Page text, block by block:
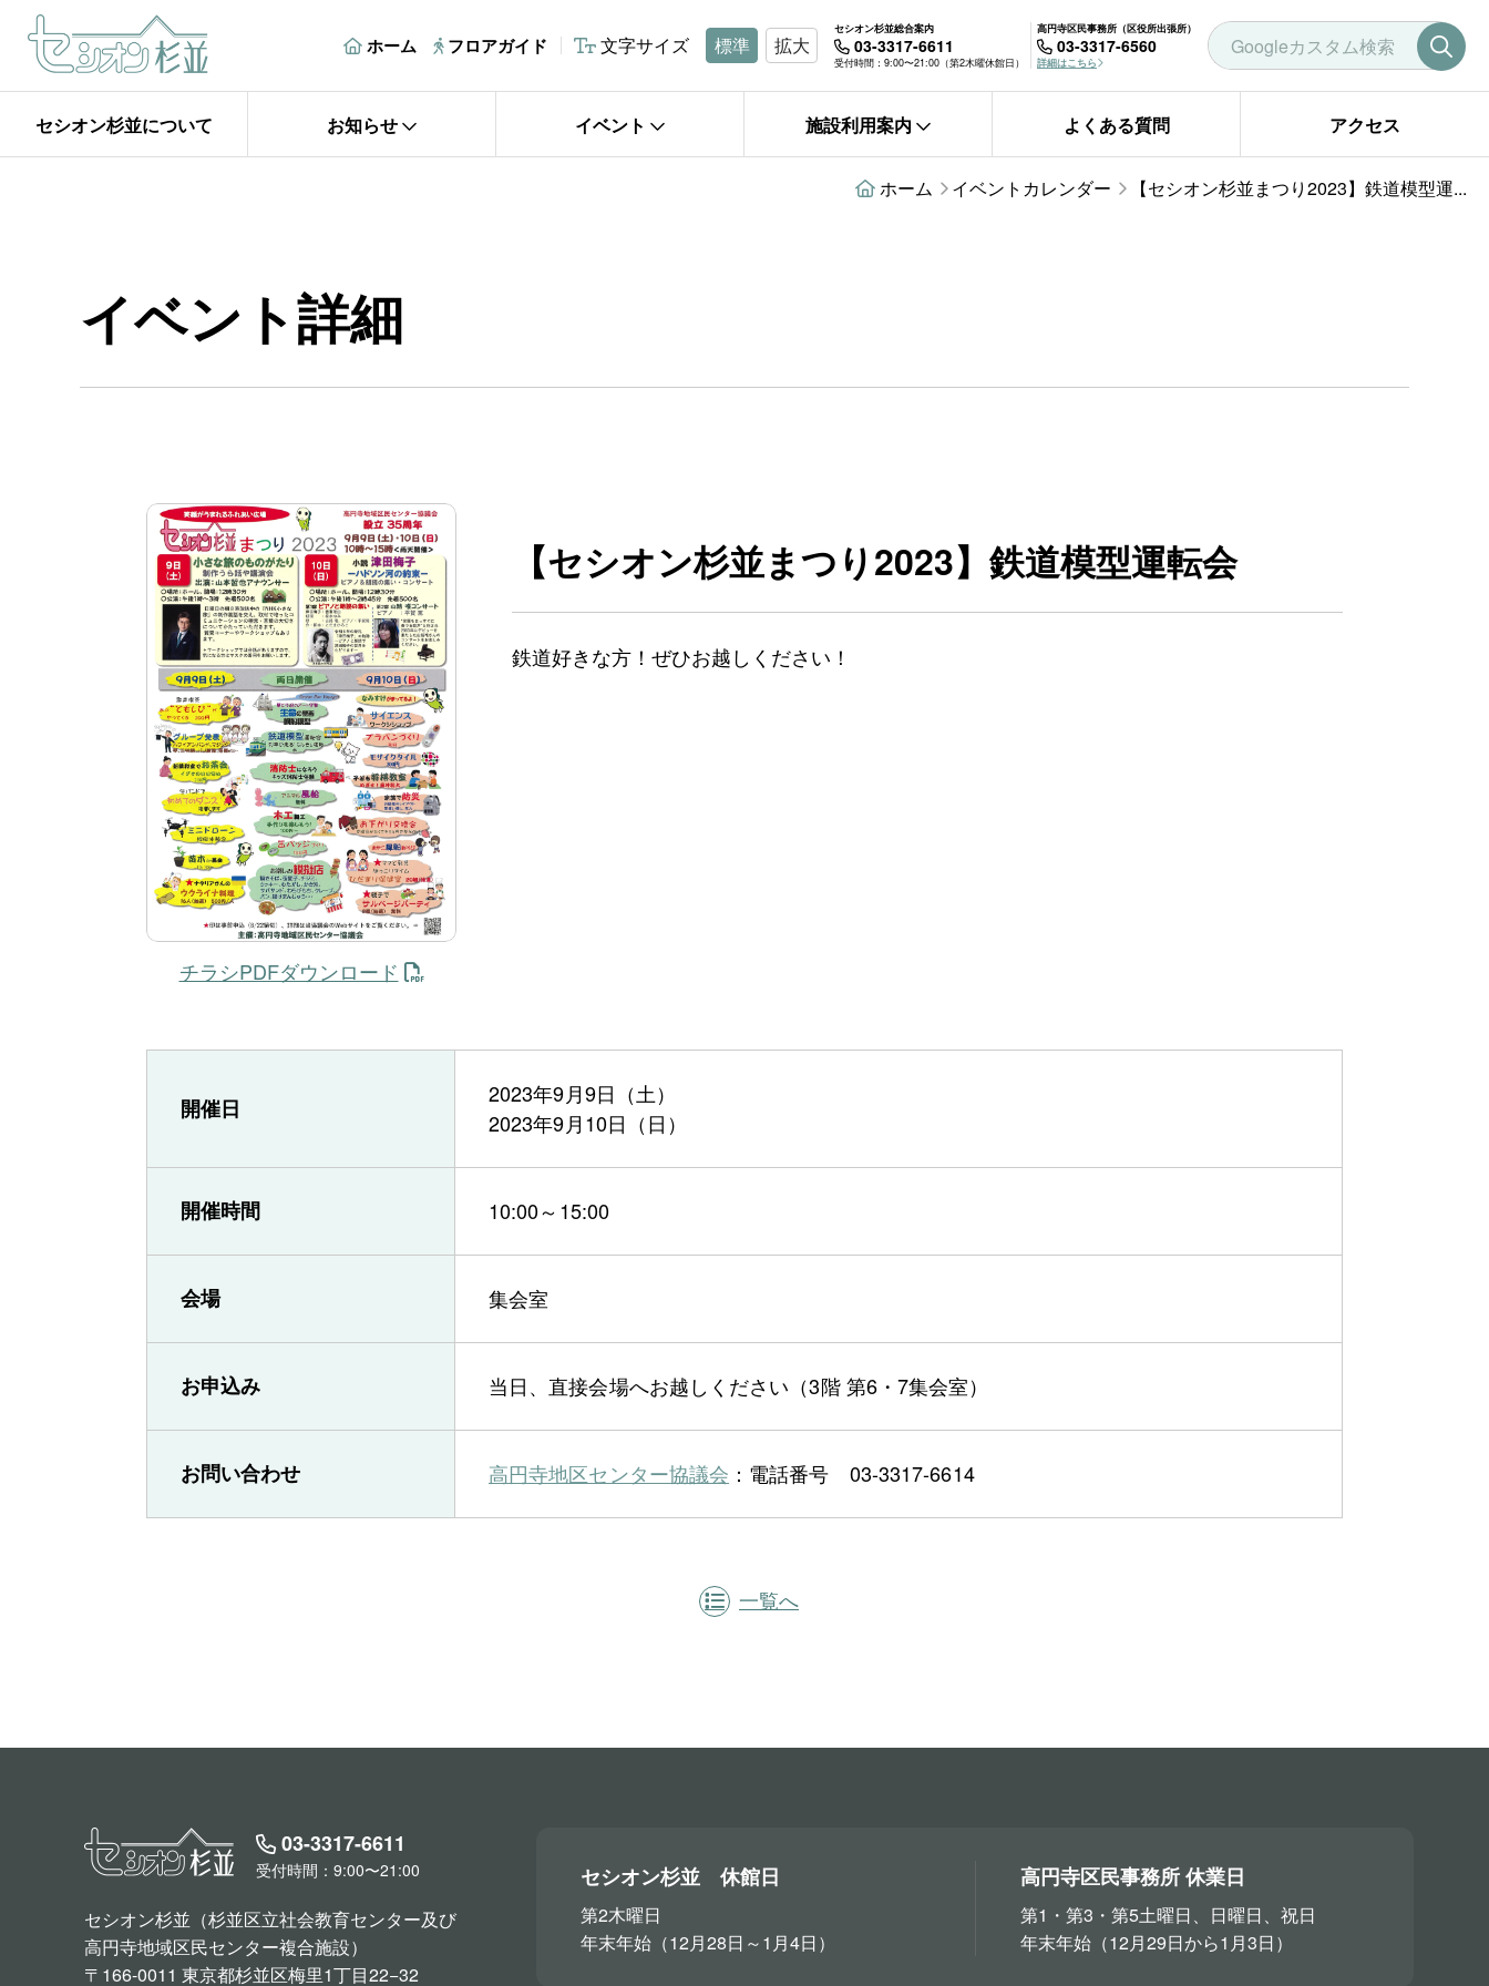
ホーム フロアガイド 文字サイズ 標準 拡大
セシオン杉並総合案内
03-3317-6611
受付時間：9:00〜21:00（第2木曜休館日）
高円寺区民事務所（区役所出張所）
03-3317-6560
詳細はこちら
セシオン杉並について お知らせ イベント 施設利用案内 よくある質問 アクセス
ホーム イベントカレンダー 【セシオン杉並まつり2023】鉄道模型運...
イベント詳細
【セシオン杉並まつり2023】鉄道模型運転会
鉄道好きな方！ぜひお越しください！
チラシPDFダウンロード
開催日
2023年9月9日（土）
2023年9月10日（日）
開催時間 10:00～15:00
会場 集会室
お申込み 当日、直接会場へお越しください（3階 第6・7集会室）
お問い合わせ 高円寺地区センター協議会 ：電話番号 03-3317-6614
一覧へ
03-3317-6611
受付時間：9:00〜21:00
セシオン杉並（杉並区立社会教育センター及び
高円寺地域区民センター複合施設）
〒166-0011 東京都杉並区梅里1丁目22−32
セシオン杉並 休館日
第2木曜日
年末年始（12月28日～1月4日）
高円寺区民事務所 休業日
第1・第3・第5土曜日、日曜日、祝日
年末年始（12月29日から1月3日）